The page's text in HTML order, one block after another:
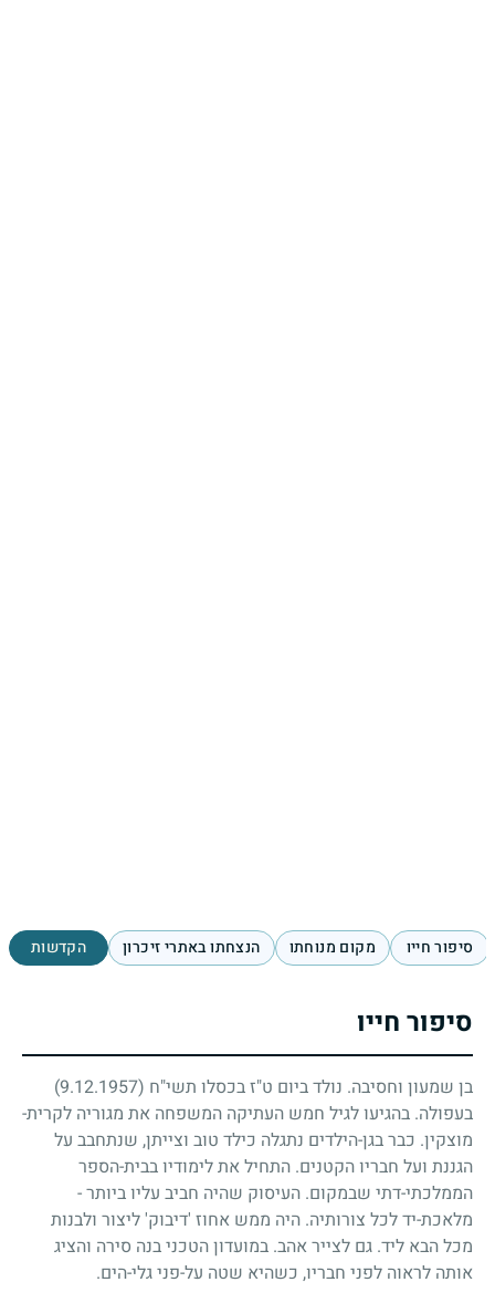
סיפור חייו מקום מנוחתו הנצחתו באתרי זיכרון הקדשות
סיפור חייו
בן שמעון וחסיבה. נולד ביום ט"ז בכסלו תשי"ח 9.12.1957)
)
בעפולה. בהגיעו לגיל חמש העתיקה המשפחה את מגוריה לקרית-
מוצקין. כבר בגן-הילדים נתגלה כילד טוב וצייתן, שנתחבב על
הגננת ועל חבריו הקטנים. התחיל את לימודיו בבית-הספר
הממלכתי-דתי שבמקום. העיסוק שהיה חביב עליו ביותר -
מלאכת-יד לכל צורותיה. היה ממש אחוז 'דיבוק' ליצור ולבנות
מכל הבא ליד. גם לצייר אהב. במועדון הטכני בנה סירה והציג
אותה לראוה לפני חבריו, כשהיא שטה על-פני גלי-הים.